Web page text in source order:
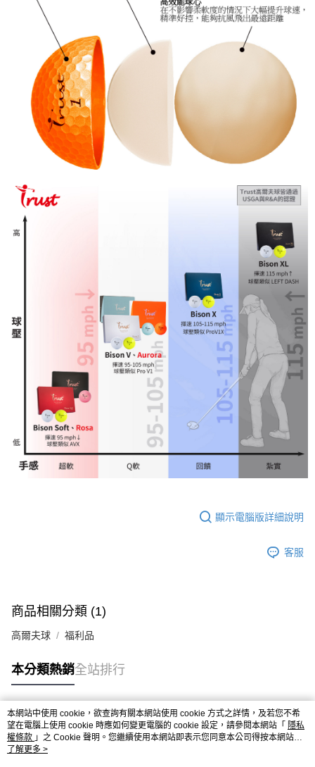
顯示電腦版詳細說明
客服
商品相關分類 (1)
高爾夫球 福利品
本分類熱銷全站排行
熱門標籤
本網站中使用 cookie，欲查詢有關本網站使用 cookie 方式之詳情，及若您不希
望在電腦上使用 cookie 時應如何變更電腦的 cookie 設定，請參閱本網站「 隱私
權條款 」之 Cookie 聲明。您繼續使用本網站即表示您同意本公司得按本網站使
用條款之 Cookie 聲明使用 cookie。
了解更多 >